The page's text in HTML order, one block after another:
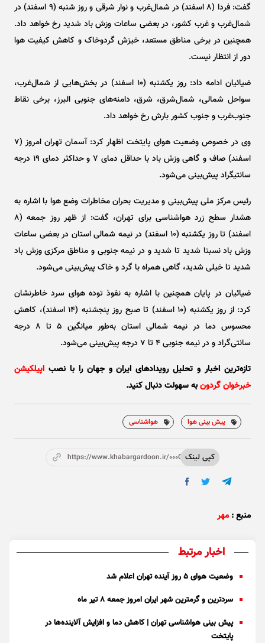
گفت: فردا (۸ اسفند) در شمال‌غرب و نوار شرقی و روز شنبه (۹ اسفند) در
شمال‌غرب و غرب کشور، در بعضی ساعات وزش باد شدید رخ خواهد داد.
همچنین در برخی مناطق مستعد، خیزش گردوخاک و کاهش کیفیت هوا
دور از انتظار نیست.
ضیائیان ادامه داد: روز یکشنبه (۱۰ اسفند) در بخش‌هایی از شمال‌غرب،
سواحل شمالی، شمال‌شرق، شرق، دامنه‌های جنوبی البرز، برخی نقاط
جنوب‌غرب و جنوب کشور بارش رخ خواهد داد.
وی در خصوص وضعیت هوای پایتخت اظهار کرد: آسمان تهران امروز (۷
اسفند) صاف و گاهی وزش باد با حداقل دمای ۷ و حداکثر دمای ۱۹ درجه
سانتیگراد پیش‌بینی می‌شود.
رئیس مرکز ملی پیش‌بینی و مدیریت بحران مخاطرات وضع هوا با اشاره به
هشدار سطح زرد هواشناسی برای تهران، گفت: از ظهر روز جمعه (۸
اسفند) تا روز یکشنبه (۱۰ اسفند) در نیمه شمالی استان در بعضی ساعات
وزش باد نسبتا شدید تا شدید و در نیمه جنوبی و مناطق مرکزی وزش باد
شدید تا خیلی شدید، گاهی همراه با گرد و خاک پیش‌بینی می‌شود.
ضیائیان در پایان همچنین با اشاره به نفوذ توده هوای سرد خاطرنشان
کرد: از روز یکشنبه (۱۰ اسفند) تا صبح روز پنجشنبه (۱۴ اسفند)، کاهش
محسوس دما در نیمه شمالی استان به‌طور میانگین ۵ تا ۸ درجه
سانتی‌گراد و در نیمه جنوبی ۴ تا ۷ درجه پیش‌بینی می‌شود.
تازه‌ترین اخبار و تحلیل‌ رویدادهای ایران و جهان را با نصب اپیلکیشن
خبرخوان گردونبه سهولت دنبال کنید.
پیش بینی هوا هواشناسی
کپی لینکhttps://www.khabargardoon.ir/000Oyq
منبع : مهر
اخبار مرتبط
وضعیت هوای ۵ روز آینده تهران اعلام شد
سردترین و گرمترین شهر ایران امروز جمعه ۸ تیر ماه
پیش بینی هواشناسی تهران | کاهش دما و افزایش آلاینده‌ها در
پایتخت